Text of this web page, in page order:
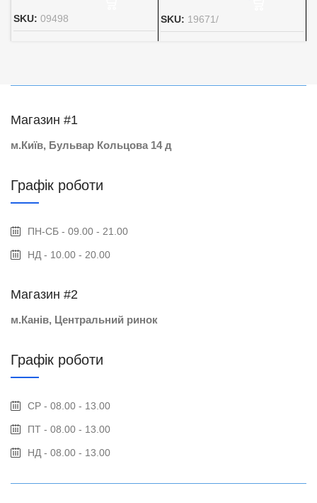
SKU: 09498 SKU: 19671/
Магазин #1
м.Київ, Бульвар Кольцова 14 д
Графік роботи
ПН-СБ - 09.00 - 21.00
НД - 10.00 - 20.00
Магазин #2
м.Канів, Центральний ринок
Графік роботи
СР - 08.00 - 13.00
ПТ - 08.00 - 13.00
НД - 08.00 - 13.00